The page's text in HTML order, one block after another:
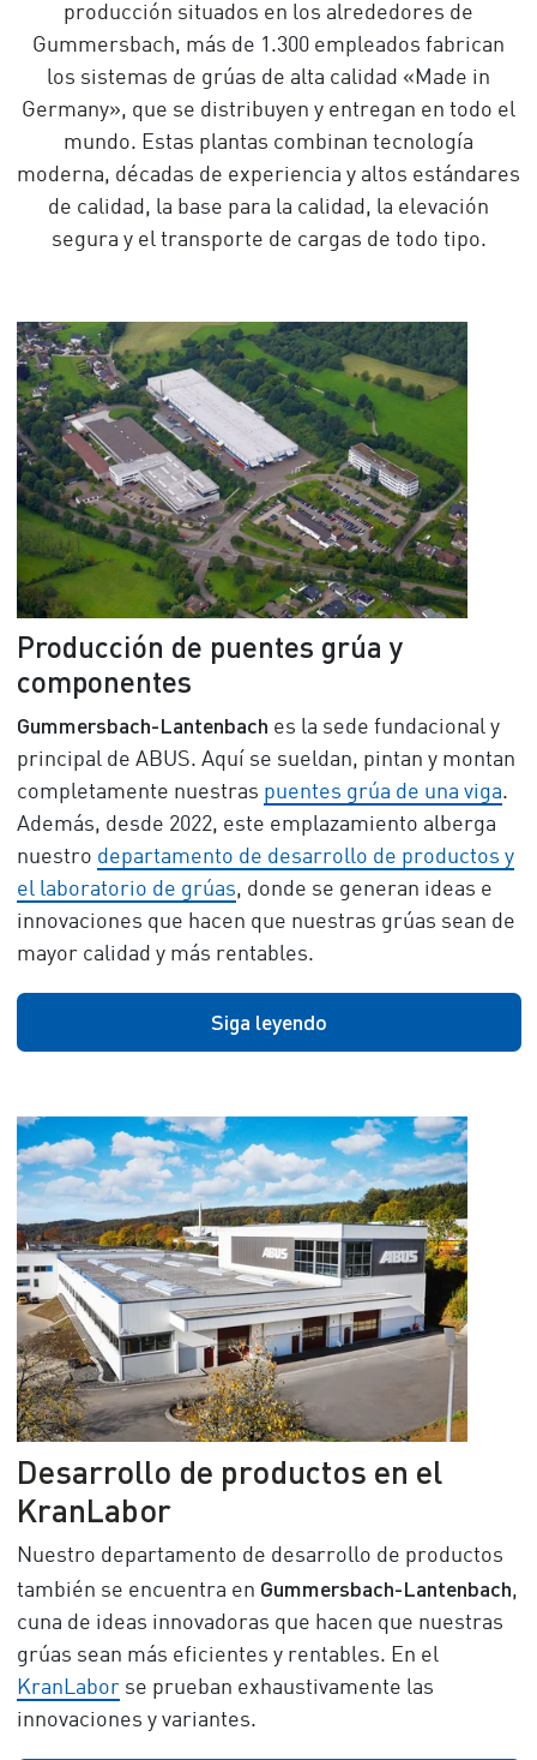
producción situados en los alrededores de
Gummersbach, más de 1.300 empleados fabrican
los sistemas de grúas de alta calidad «Made in
Germany», que se distribuyen y entregan en todo el
mundo. Estas plantas combinan tecnología
moderna, décadas de experiencia y altos estándares
de calidad, la base para la calidad, la elevación
segura y el transporte de cargas de todo tipo.
Producción de puentes grúa y
componentes
Gummersbach-Lantenbach es la sede fundacional y
principal de ABUS. Aquí se sueldan, pintan y montan
completamente nuestras puentes grúa de una viga.
Además, desde 2022, este emplazamiento alberga
nuestro departamento de desarrollo de productos y
el laboratorio de grúas, donde se generan ideas e
innovaciones que hacen que nuestras grúas sean de
mayor calidad y más rentables.
Siga leyendo
Desarrollo de productos en el
KranLabor
Nuestro departamento de desarrollo de productos
también se encuentra en Gummersbach-Lantenbach,
cuna de ideas innovadoras que hacen que nuestras
grúas sean más eficientes y rentables. En el
KranLaborse prueban exhaustivamente las
innovaciones y variantes.